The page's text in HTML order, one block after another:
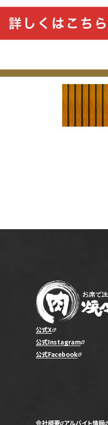
公式X
公式Instagram
公式Facebook
会社概要 アルバイト情報